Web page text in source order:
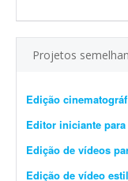
Projetos
Edição de vídeos
Edição de vídeo